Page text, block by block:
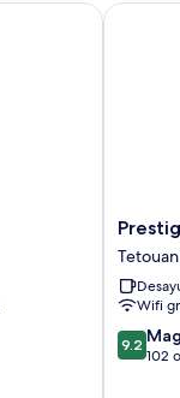
Prestige
Hotel
Tetouan
Tetouan
Wifi
9.2
de
9.2
102